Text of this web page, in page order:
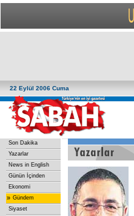
22 Eylül 2006 Cuma
Son Dakika
Yazarlar
News in English
Günün İçinden
Ekonomi
» Gündem
Siyaset